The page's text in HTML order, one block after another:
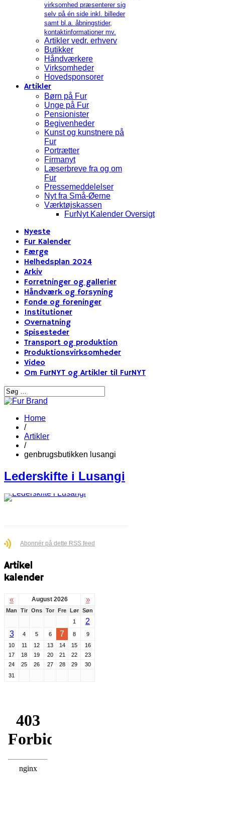
virksomhed præsenterer sig
selv på én side inkl. billeder
samt bl.a. åbningstider,
kontaktinformationer mv.
Artikler vedr. erhverv
Butikker
Håndværkere
Virksomheder
Hovedsponsorer
Artikler
Børn på Fur
Unge på Fur
Pensionister
Begivenheder
Kunst og kunstnere på
Fur
Portrætter
Firmanyt
Læserbreve fra og om
Fur
Pressemeddelelser
Nyt fra Små-Øerne
Værktøjskassen
FurNyt Kalender Oversigt
Nyeste
Fur Kalender
Færge
Helhedsplan 2024
Arkiv
Forretninger og gallerier
Håndværk og forsyning
Fonde og foreninger
Institutioner
Overnatning
Spisesteder
Transport og produktion
Produktionsvirksomheder
Video
Om FurNYT og Artikler til FurNYT
Home
/
Artikler
/
genbrugsbutikken lusangi
Lederskifte i Lusangi​
Abonnér på dette RSS feed
Artikel
kalender
« August 2026 »
Man Tir Ons Tor Fre Lør Søn
1
2
3
4 5 6 7 8
9
10
11 12 13 14 15
16
17
18 19 20 21 22
23
24
25 26 27 28 29
30
31